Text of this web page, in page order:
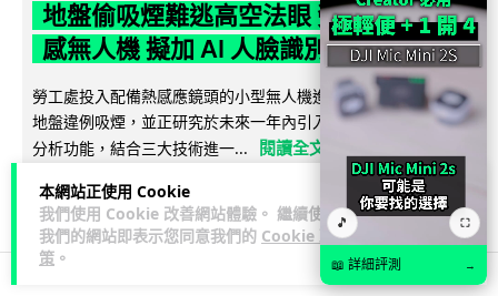
本網站正使用 Cookie
我們使用 Cookie 改善網站體驗。 繼續使用
我們的網站即表示您同意我們的 Cookie 政
策 。
地盤偷吸煙難逃高空法眼 勞工處出動熱
感無人機 擬加 AI 人臉識別精準執法
勞工處投入配備熱感應鏡頭的小型無人機進行高空巡邏以打擊
地盤違例吸煙，並正研究於未來一年內引入 AI 人臉識別與行為
分析功能，結合三大技術進一...
閱讀全文
246 57 ↗ 分享
🎵 ⛶
📖 詳細評測 →